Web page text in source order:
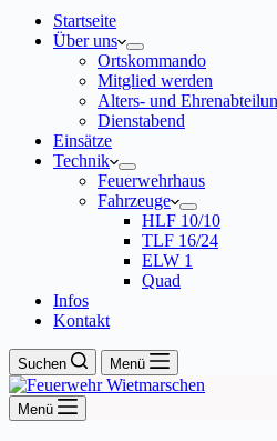
Startseite
Über uns
Ortskommando
Mitglied werden
Alters- und
Dienstabend
Einsätze
Technik
Feuerwehrhaus
Fahrzeuge
HLF 10/10
TLF 16/24
ELW 1
Quad
Infos
Kontakt
Suchen Menü
Menü